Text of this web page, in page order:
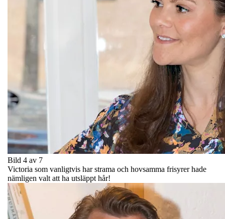
Bild 4 av 7
Victoria som vanligtvis har strama och hovsamma frisyrer hade
nämligen valt att ha utsläppt hår!